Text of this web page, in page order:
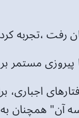
رفت ،تجربه
پیروزی مستمر
اجباری،
آن" همچنان